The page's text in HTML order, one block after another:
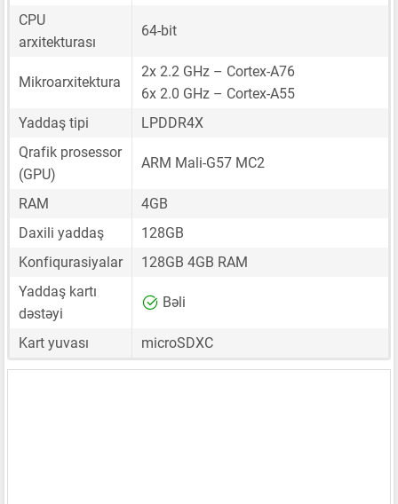
CPU
arxitekturası
64-bit
Mikroarxitektura
2x 2.2 GHz – Cortex-A76
6x 2.0 GHz – Cortex-A55
Yaddaş tipi
LPDDR4X
Qrafik prosessor
(GPU)
ARM Mali-G57 MC2
RAM
4GB
Daxili yaddaş
128GB
Konfiqurasiyalar
128GB 4GB RAM
Yaddaş kartı
dəstəyi
Bəli
Kart yuvası microSDXC